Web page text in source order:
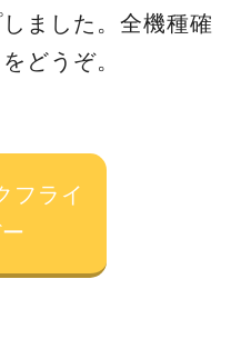
ました。全機種確
どうぞ。
フライ